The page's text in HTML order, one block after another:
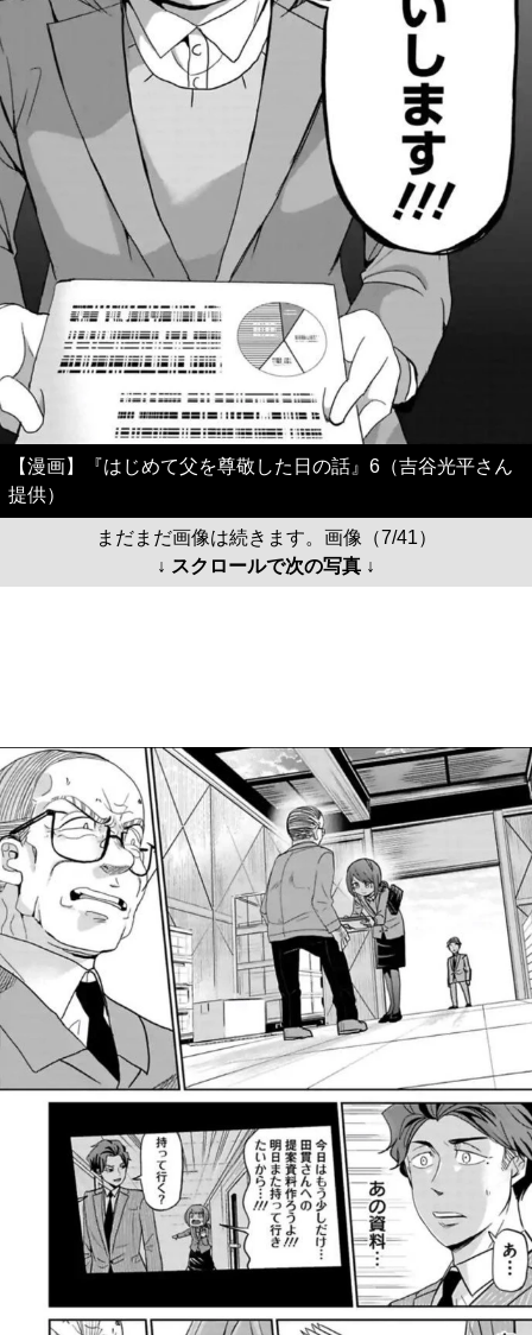
【漫画】『はじめて父を尊敬した日の話』6（吉谷光平さん
提供）
まだまだ画像は続きます。画像（7/41）
↓ スクロールで次の写真 ↓